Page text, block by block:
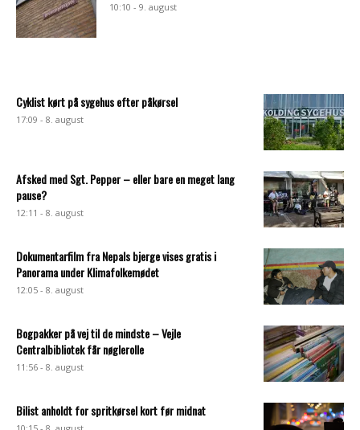
10:10 - 9. august
Cyklist kørt på sygehus efter påkørsel
17:09 - 8. august
Afsked med Sgt. Pepper – eller bare en meget lang
pause?
12:11 - 8. august
Dokumentarfilm fra Nepals bjerge vises gratis i
Panorama under Klimafolkemødet
12:05 - 8. august
Bogpakker på vej til de mindste – Vejle
Centralbibliotek får nøglerolle
11:56 - 8. august
Bilist anholdt for spritkørsel kort før midnat